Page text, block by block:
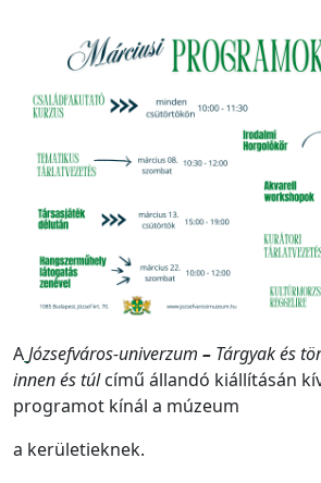
AJózsefváros-univerzum – Tárgyak és
innen és túlcímű állandó kiállításán
programot kínál a múzeum
a kerületieknek.